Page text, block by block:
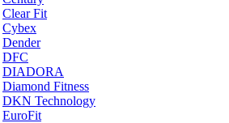
Clear Fit
Cybex
Dender
DFC
DIADORA
Diamond Fitness
DKN Technology
EuroFit